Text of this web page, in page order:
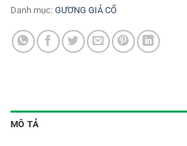
Danh mục: GƯƠNG GIẢ CỔ
MÔ TẢ